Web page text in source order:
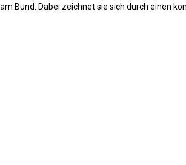
Bund. Dabei zeichnet sie sich durch einen